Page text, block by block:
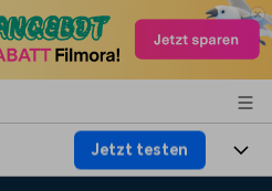
Jetzt testen